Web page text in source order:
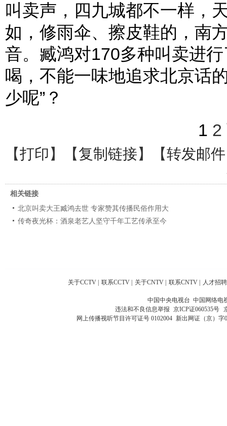
叫卖声，四九城都不一样，
如，修雨伞、擦皮鞋的，南
音。臧鸿对170多种叫卖进
喝，不能一味地追求北京话
少呢”？
1 2
【打印】【复制链接】【转发邮件
相关链接
北京叫卖大王臧鸿去世 专家赞其传播民俗作用大
传奇夜光杯：酒泉老艺人坚守千年工艺传承至今
关于CCTV | 联系CCTV | 关于CNTV | 联系CNTV | 人才招聘
中国中央电视台 中国网络电
违法和不良信息举报 京ICP证060535号
网上传播视听节目许可证号 0102004 新出网证（京）